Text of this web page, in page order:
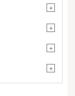
+
+
+
+